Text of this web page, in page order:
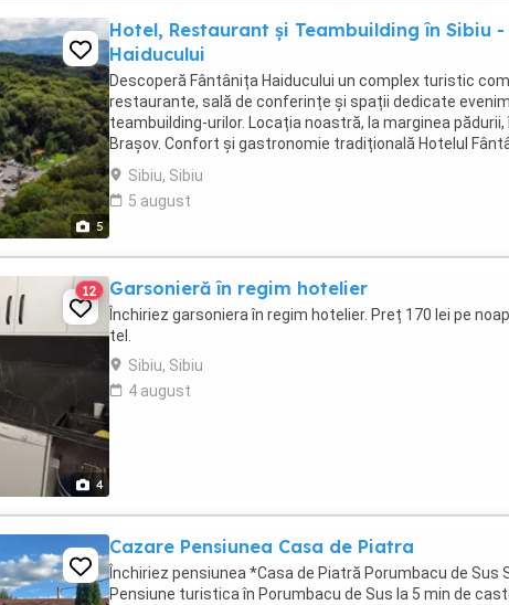
5
Hotel, Restaurant și Teambuilding în Sibiu
Haiducului
Descoperă Fântânița Haiducului un complex turistic
restaurante, sală de conferințe și spații dedicate
teambuilding-urilor. Locația noastră, la marginea pădurii,
Brașov. Confort și gastronomie tradițională Hotelul
Haiducului este locul unde ...
Sibiu, Sibiu
5 august
4
12 Garsonieră în regim hotelier
Închiriez garsoniera în regim hotelier. Preț 170 lei pe
tel.
Sibiu, Sibiu
4 august
Cazare Pensiunea Casa de Piatra
Închiriez pensiunea *Casa de Piatră Porumbacu de Sus
Pensiune turistica în Porumbacu de Sus la 5 min de